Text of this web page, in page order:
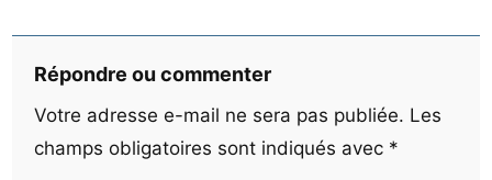
Répondre ou commenter
Votre adresse e-mail ne sera pas publiée. Les
champs obligatoires sont indiqués avec *